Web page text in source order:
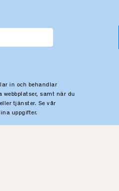
in och behandlar
webbplatser, samt när du
tjänster. Se vår
uppgifter.